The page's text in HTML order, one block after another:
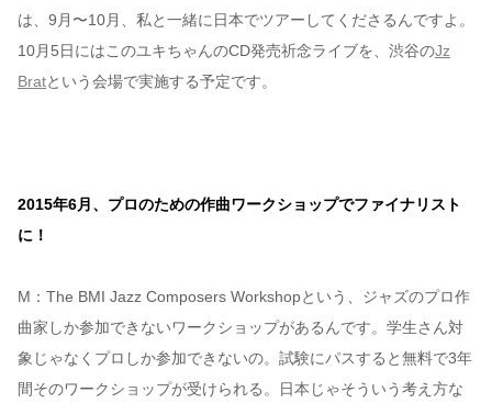
は、9月〜10月、私と一緒に日本でツアーしてくださるんですよ。
10月5日にはこのユキちゃんのCD発売祈念ライブを、渋谷のJz
Bratという会場で実施する予定です。
2015年6月、プロのための作曲ワークショップでファイナリスト
に！
M：The BMI Jazz Composers Workshopという、ジャズのプロ作
曲家しか参加できないワークショップがあるんです。学生さん対
象じゃなくプロしか参加できないの。試験にパスすると無料で3年
間そのワークショップが受けられる。日本じゃそういう考え方な